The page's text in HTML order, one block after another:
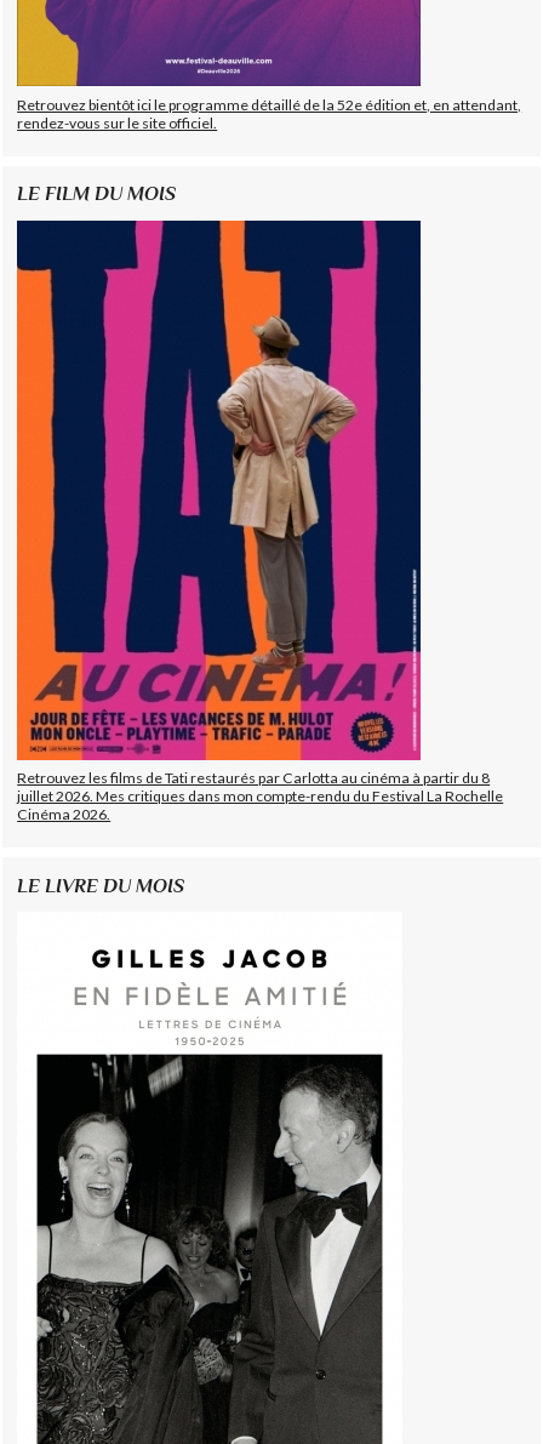
Retrouvez bientôt ici le programme détaillé de la 52e édition et, en attendant,
rendez-vous sur le site officiel.
LE FILM DU MOIS
Retrouvez les films de Tati restaurés par Carlotta au cinéma à partir du 8
juillet 2026. Mes critiques dans mon compte-rendu du Festival La Rochelle
Cinéma 2026.
LE LIVRE DU MOIS